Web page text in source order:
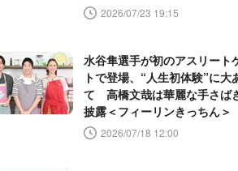
2026/07/23 19:15
水谷隼選手が初のアスリート
トで登場、“人生初体験”に大
て 高橋文哉は華麗な手さば
披露＜フィーリンきっちん＞
2026/07/18 12:00